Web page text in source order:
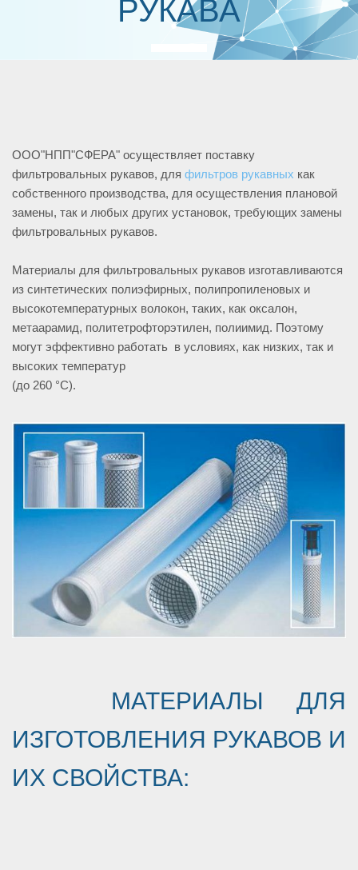
РУКАВА
ООО"НПП"СФЕРА" осуществляет поставку
фильтровальных рукавов, для фильтров рукавных как
собственного производства, для осуществления плановой
замены, так и любых других установок, требующих замены
фильтровальных рукавов.
Материалы для фильтровальных рукавов изготавливаются
из синтетических полиэфирных, полипропиленовых и
высокотемпературных волокон, таких, как оксалон,
метаарамид, политетрофторэтилен, полиимид. Поэтому
могут эффективно работать в условиях, как низких, так и
высоких температур
(до 260 °С).
МАТЕРИАЛЫ ДЛЯ
ИЗГОТОВЛЕНИЯ РУКАВОВ И
ИХ СВОЙСТВА: